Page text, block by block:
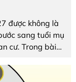
được không là
sang tuổi mụ
cư. Trong bài
...